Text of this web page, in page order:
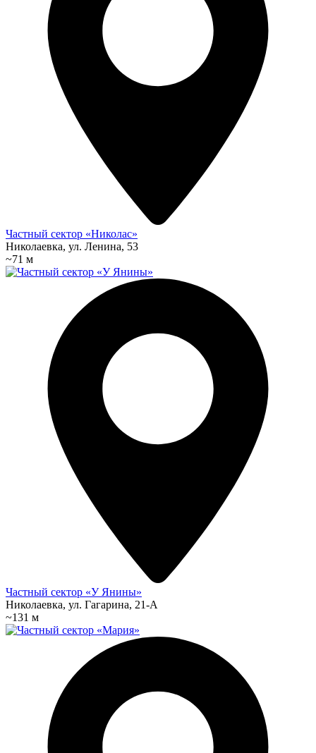
Частный сектор «Николас»
Николаевка, ул. Ленина, 53
~71 м
Частный сектор «У Янины»
Николаевка, ул. Гагарина, 21-А
~131 м